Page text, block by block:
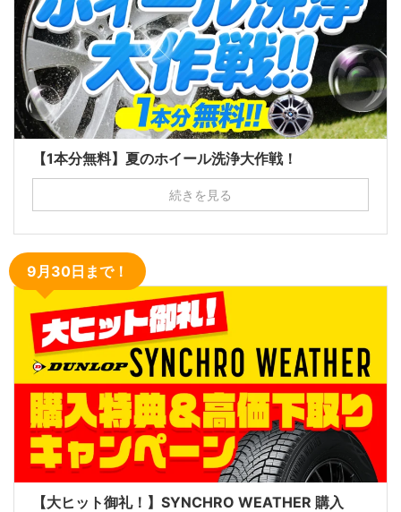
【1本分無料】夏のホイール洗浄大作戦！
続きを見る
9月30日まで！
【大ヒット御礼！】SYNCHRO WEATHER 購入